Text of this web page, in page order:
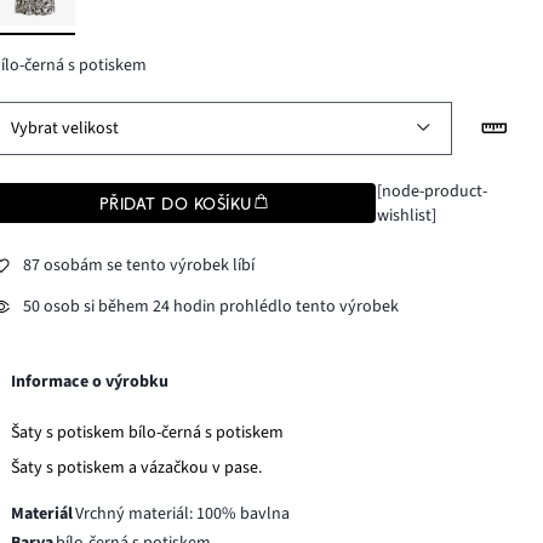
černá s potiskem
Vybrat velikost
PŘIDAT DO KOŠÍKU
[node-product-
wishlist]
87 osobám se tento výrobek líbí
50 osob si během 24 hodin prohlédlo tento výrobek
Informace o výrobku
Šaty s potiskem bílo-černá s potiskem
Šaty s potiskem a vázačkou v pase.
MateriálVrchný materiál: 100% bavlna